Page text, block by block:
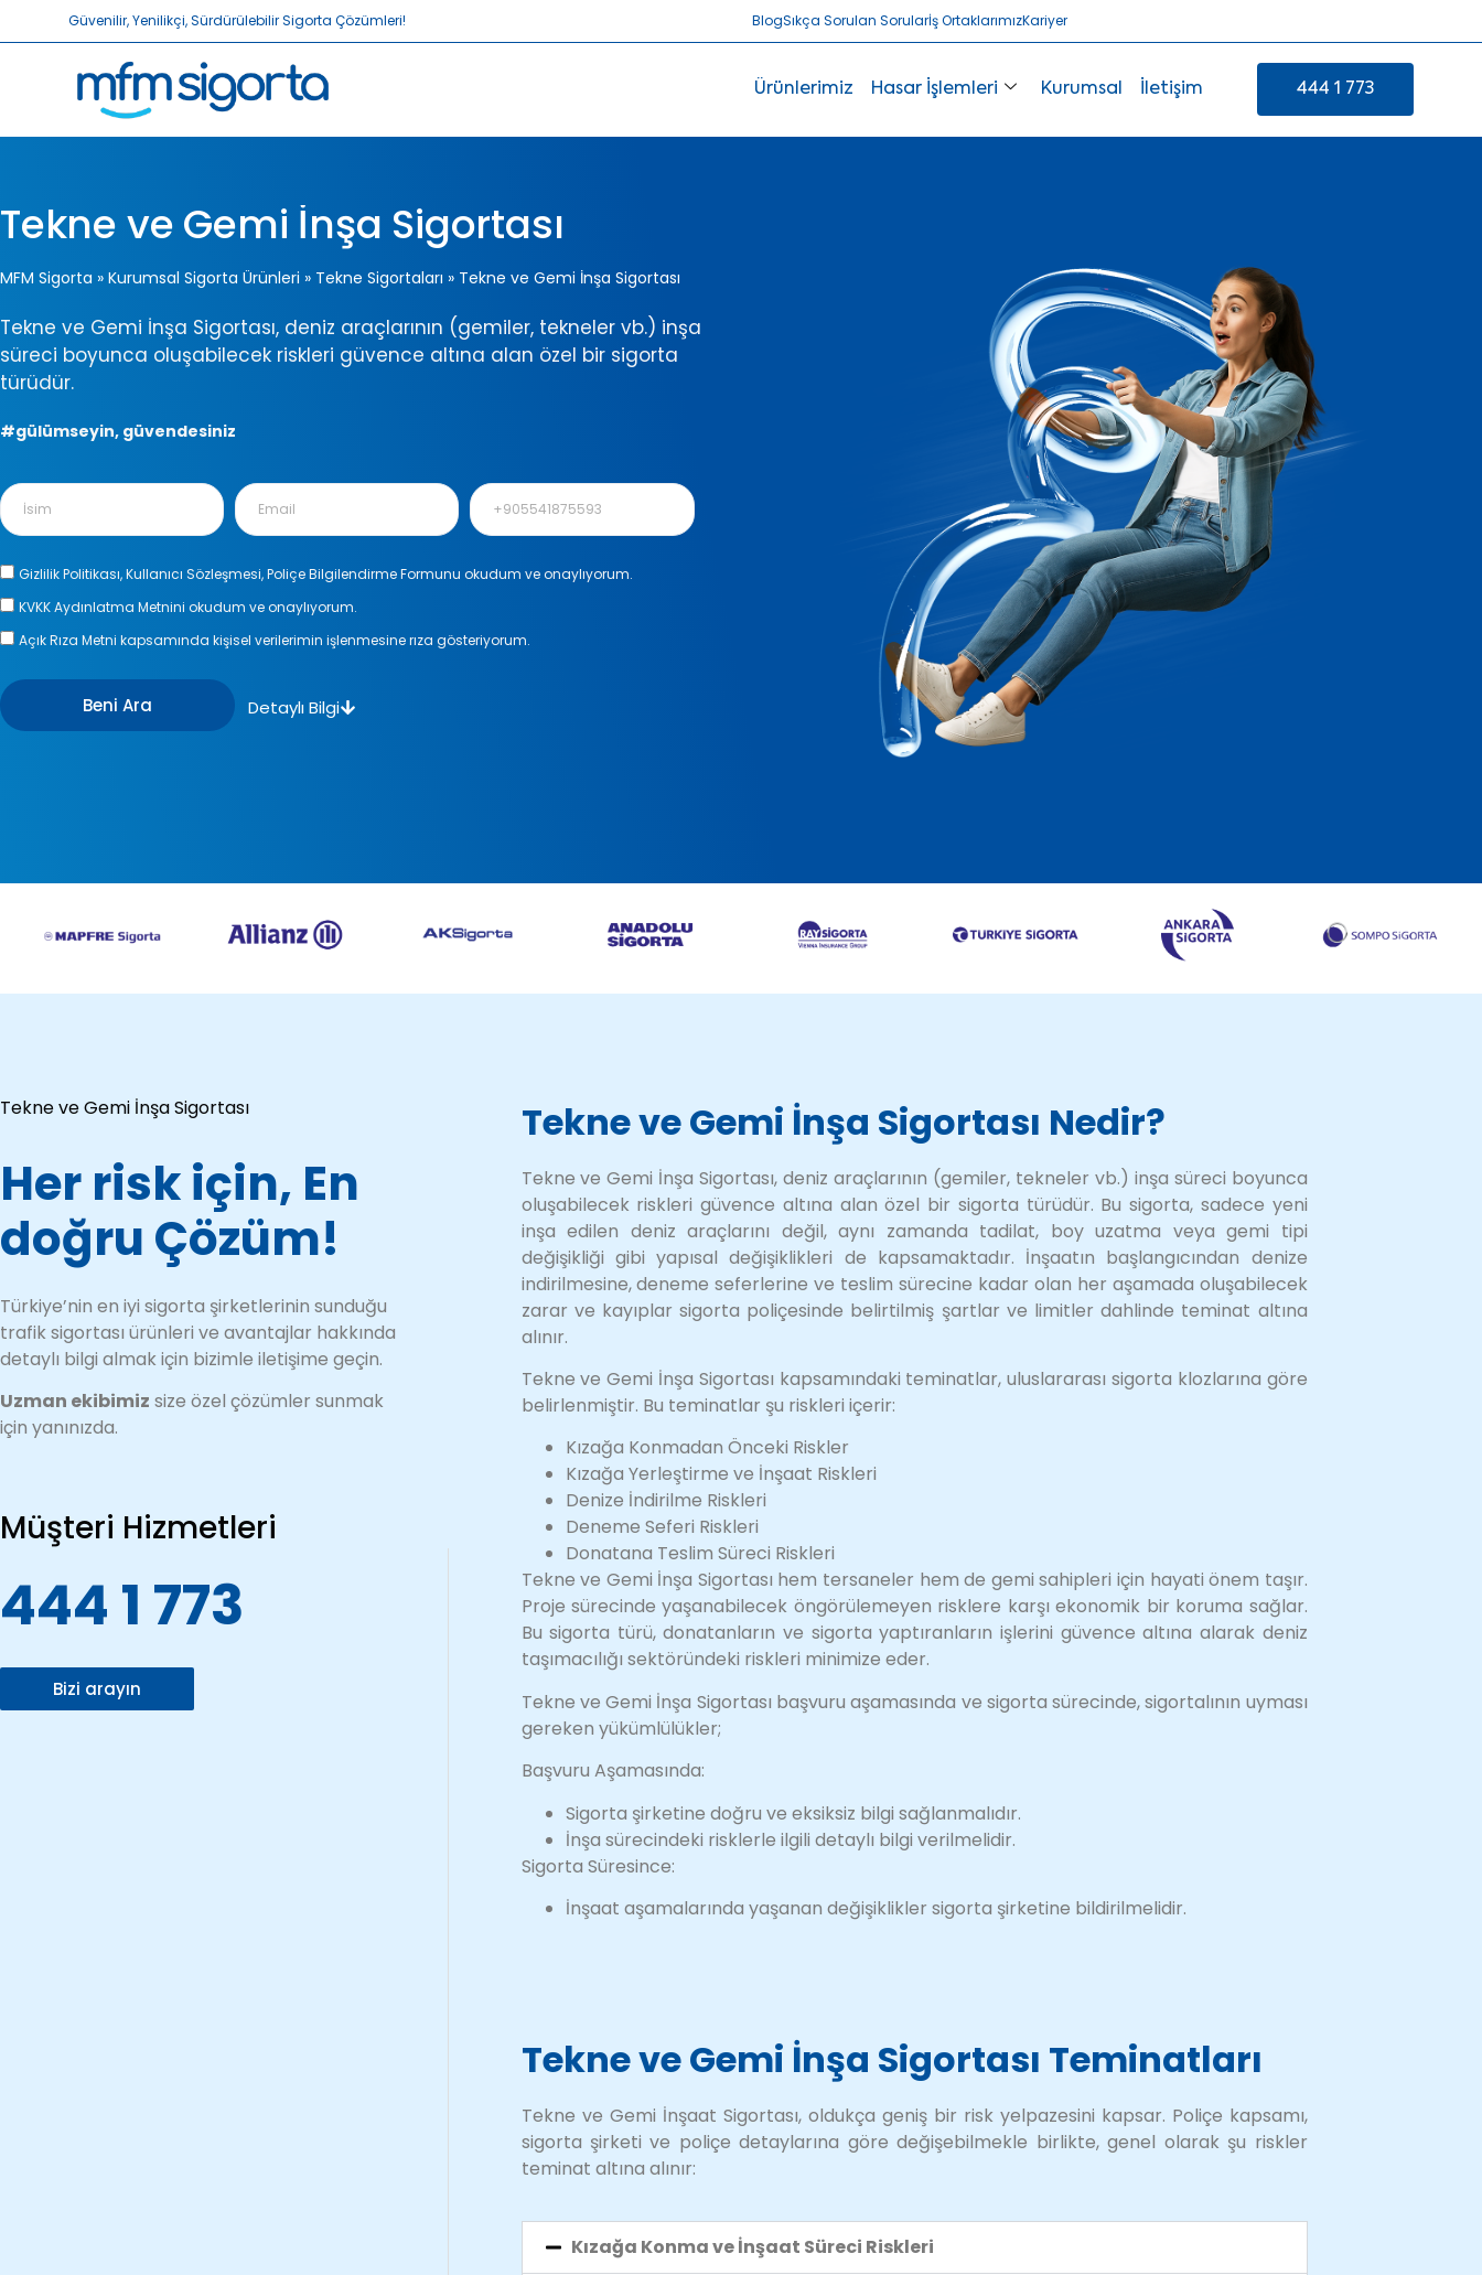
Güvenilir, Yenilikçi, Sürdürülebilir Sigorta Çözümleri! BlogSıkça Sorulan Sorularİş OrtaklarımızKariyer
Ürünlerimiz Hasar İşlemleri Kurumsal İletişim 444 1 773
Tekne ve Gemi İnşa Sigortası
MFM Sigorta » Kurumsal Sigorta Ürünleri » Tekne Sigortaları » Tekne ve Gemi İnşa Sigortası
Tekne ve Gemi İnşa Sigortası, deniz araçlarının (gemiler, tekneler vb.) inşa
süreci boyunca oluşabilecek riskleri güvence altına alan özel bir sigorta
türüdür.
#gülümseyin, güvendesiniz
Gizlilik Politikası, Kullanıcı Sözleşmesi, Poliçe Bilgilendirme Formunu okudum ve onaylıyorum.
KVKK Aydınlatma Metnini okudum ve onaylıyorum.
Açık Rıza Metni kapsamında kişisel verilerimin işlenmesine rıza gösteriyorum.
Beni Ara Detaylı Bilgi
Tekne ve Gemi İnşa Sigortası
Her risk için, En
doğru Çözüm!
Türkiye’nin en iyi sigorta şirketlerinin sunduğu
trafik sigortası ürünleri ve avantajlar hakkında
detaylı bilgi almak için bizimle iletişime geçin.
Uzman ekibimiz size özel çözümler sunmak
için yanınızda.
Müşteri Hizmetleri
444 1 773
Bizi arayın
Tekne ve Gemi İnşa Sigortası Nedir?
Tekne ve Gemi İnşa Sigortası, deniz araçlarının (gemiler, tekneler vb.) inşa süreci boyunca
oluşabilecek riskleri güvence altına alan özel bir sigorta türüdür. Bu sigorta, sadece yeni
inşa edilen deniz araçlarını değil, aynı zamanda tadilat, boy uzatma veya gemi tipi
değişikliği gibi yapısal değişiklikleri de kapsamaktadır. İnşaatın başlangıcından denize
indirilmesine, deneme seferlerine ve teslim sürecine kadar olan her aşamada oluşabilecek
zarar ve kayıplar sigorta poliçesinde belirtilmiş şartlar ve limitler dahlinde teminat altına
alınır.
Tekne ve Gemi İnşa Sigortası kapsamındaki teminatlar, uluslararası sigorta klozlarına göre
belirlenmiştir. Bu teminatlar şu riskleri içerir:
Kızağa Konmadan Önceki Riskler
Kızağa Yerleştirme ve İnşaat Riskleri
Denize İndirilme Riskleri
Deneme Seferi Riskleri
Donatana Teslim Süreci Riskleri
Tekne ve Gemi İnşa Sigortası hem tersaneler hem de gemi sahipleri için hayati önem taşır.
Proje sürecinde yaşanabilecek öngörülemeyen risklere karşı ekonomik bir koruma sağlar.
Bu sigorta türü, donatanların ve sigorta yaptıranların işlerini güvence altına alarak deniz
taşımacılığı sektöründeki riskleri minimize eder.
Tekne ve Gemi İnşa Sigortası başvuru aşamasında ve sigorta sürecinde, sigortalının uyması
gereken yükümlülükler;
Başvuru Aşamasında:
Sigorta şirketine doğru ve eksiksiz bilgi sağlanmalıdır.
İnşa sürecindeki risklerle ilgili detaylı bilgi verilmelidir.
Sigorta Süresince:
İnşaat aşamalarında yaşanan değişiklikler sigorta şirketine bildirilmelidir.
Tekne ve Gemi İnşa Sigortası Teminatları
Tekne ve Gemi İnşaat Sigortası, oldukça geniş bir risk yelpazesini kapsar. Poliçe kapsamı,
sigorta şirketi ve poliçe detaylarına göre değişebilmekle birlikte, genel olarak şu riskler
teminat altına alınır:
Kızağa Konma ve İnşaat Süreci Riskleri